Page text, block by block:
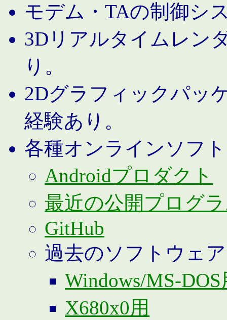
モデム・TAの制御シ
3Dリアルタイムレン
り。
2Dグラフィックパッ
経験あり。
各種オンラインソフ
Androidプロダクト
最近の公開プログ
GitHub
過去のソフトウェア
Windows/MS-DOS
X680x0用